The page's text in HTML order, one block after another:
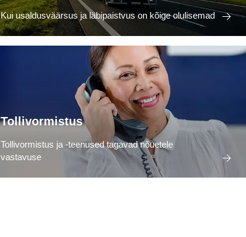
Kui usaldusväärsus ja läbipaistvus on kõige olulisemad
Tollivormistus
Tollivormistus ja -teenused tagavad nõuetele
vastavuse